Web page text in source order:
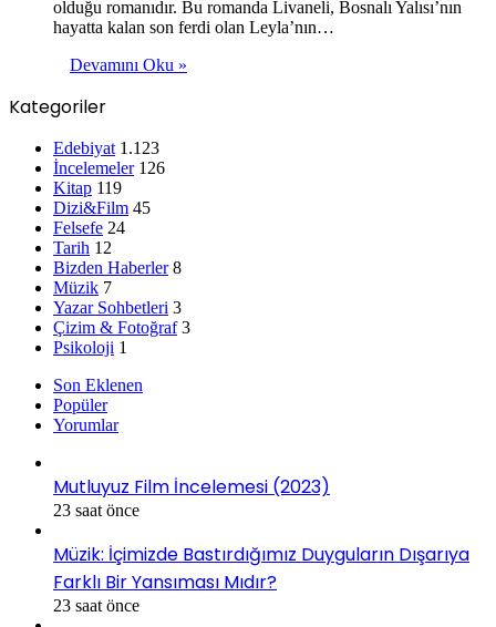
olduğu romanıdır. Bu romanda Livaneli, Bosnalı Yalısı’nın
hayatta kalan son ferdi olan Leyla’nın…
Devamını Oku »
Kategoriler
Edebiyat 1.123
İncelemeler 126
Kitap 119
Dizi&Film 45
Felsefe 24
Tarih 12
Bizden Haberler 8
Müzik 7
Yazar Sohbetleri 3
Çizim & Fotoğraf 3
Psikoloji 1
Son Eklenen
Popüler
Yorumlar
Mutluyuz Film İncelemesi (2023)
23 saat önce
Müzik: İçimizde Bastırdığımız Duyguların Dışarıya
Farklı Bir Yansıması Mıdır?
23 saat önce